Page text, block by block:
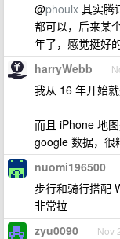
@phoulx 其实腾
都可以，后来某
年了，感觉挺好
harryWebb
我从 16 年开始
而且 iPhone 地
google 数据，很
nuomi196500
步行和骑行搭配
非常拉
zyu0090 Nov